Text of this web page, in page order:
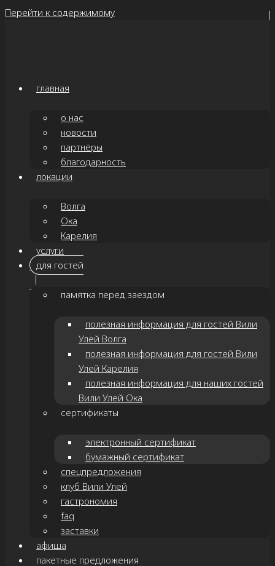
Перейти к содержимому
главная
о нас
новости
партнёры
благодарность
локации
Волга
Ока
Карелия
услуги
для гостей
памятка перед заездом
полезная информация для гостей Вили
Улей Волга
полезная информация для гостей Вили
Улей Карелия
полезная информация для наших гостей
Вили Улей Ока
сертификаты
электронный сертификат
бумажный сертификат
спецпредложения
клуб Вили Улей
гастрономия
faq
заставки
афиша
пакетные предложения